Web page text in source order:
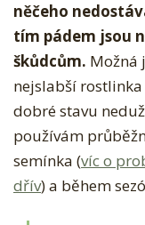
něčeho
tím pádem jsou
škůdcům. Možná
nejslabší rostlinka
dobré stavu
používám
semínka (víc o
dřív) a během